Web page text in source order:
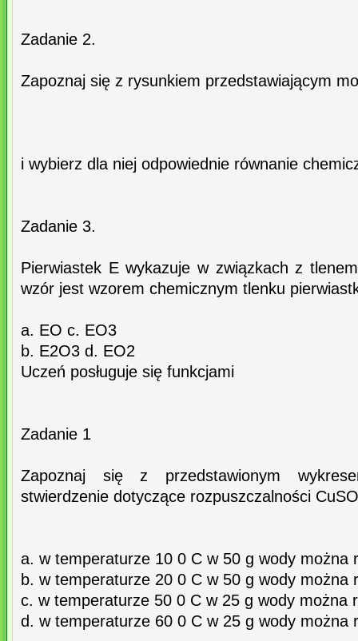
Zadanie 2.
Zapoznaj się z rysunkiem przedstawiającym
i wybierz dla niej odpowiednie równanie
Zadanie 3.
Pierwiastek E wykazuje w związkach z
wzór jest wzorem chemicznym tlenku
a. EO c. EO3
b. E2O3 d. EO2
Uczeń posługuje się funkcjami
Zadanie 1
Zapoznaj się z przedstawionym
stwierdzenie dotyczące rozpuszczalności
a. w temperaturze 10 0 C w 50 g wody można
b. w temperaturze 20 0 C w 50 g wody można
c. w temperaturze 50 0 C w 25 g wody można
d. w temperaturze 60 0 C w 25 g wody można